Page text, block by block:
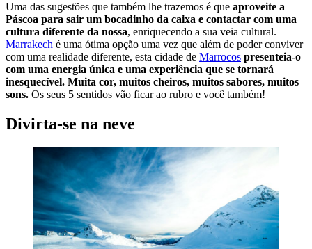
Uma das sugestões que também lhe trazemos é que aproveite a
Páscoa para sair um bocadinho da caixa e contactar com uma
cultura diferente da nossa, enriquecendo a sua veia cultural.
Marrakech é uma ótima opção uma vez que além de poder conviver
com uma realidade diferente, esta cidade de Marrocos presenteia-o
com uma energia única e uma experiência que se tornará
inesquecível. Muita cor, muitos cheiros, muitos sabores, muitos
sons. Os seus 5 sentidos vão ficar ao rubro e você também!
Divirta-se na neve